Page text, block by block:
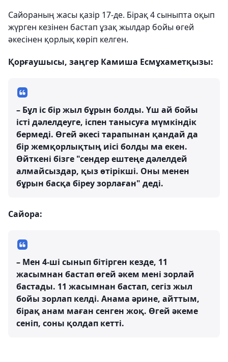
Сайораның жасы қазір 17-де. Бірақ 4 сыныпта оқып
жүрген кезінен бастап ұзақ жылдар бойы өгей
әкесінен қорлық көріп келген.
Қорғаушысы, заңгер Камиша Есмұхаметқызы:
– Бұл іс бір жыл бұрын болды. Үш ай бойы
істі дәлелдеуге, іспен танысуға мүмкіндік
бермеді. Өгей әкесі тарапынан қандай да
бір жемқорлықтың иісі болды ма екен.
Өйткені бізге "сендер ештеңе дәлелдей
алмайсыздар, қыз өтірікші. Оны менен
бұрын басқа біреу зорлаған" деді.
Сайора:
– Мен 4-ші сынып бітірген кезде, 11
жасымнан бастап өгей әкем мені зорлай
бастады. 11 жасымнан бастап, сегіз жыл
бойы зорлап келді. Анама әрине, айттым,
бірақ анам маған сенген жоқ. Өгей әкеме
сеніп, соны қолдап кетті.